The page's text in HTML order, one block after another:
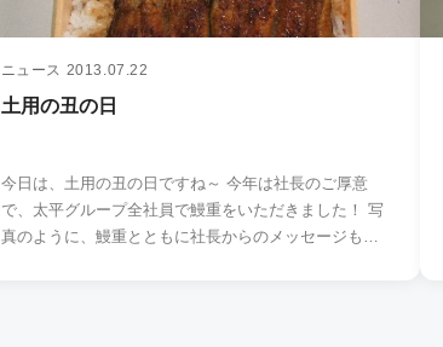
ニュース 2013.07.22
土用の丑の日
今日は、土用の丑の日ですね～ 今年は社長のご厚意
で、太平グループ全社員で鰻重をいただきました！ 写
真のように、鰻重とともに社長からのメッセージも…